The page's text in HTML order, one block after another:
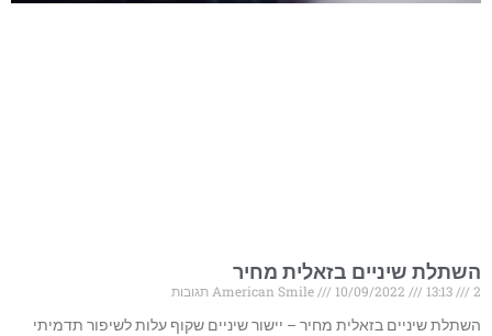
השתלת שיניים בזאלית מחיר
American Smile 10/09/2022 13:13
2 תגובות
השתלת שיניים בזאלית מחיר – יישור שיניים שקוף עלות לשיפור תדמיתי